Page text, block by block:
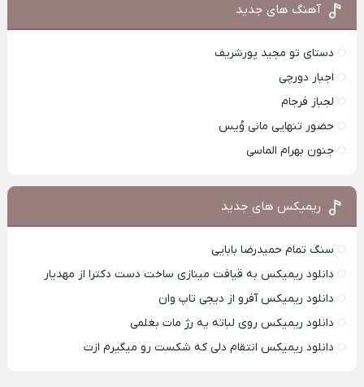
آهنگ های جدید
دستای تو مجید پورشریف
اجبار دورچی
لجباز فرجام
حضور تنهایی مانی وُیس
جنون بهرام الماسی
ریمیکس های جدید
سنگ تمام حمیدرضا بابایی
دانلود ریمیکس به قیافت مینازی ساخت دست دکترا از مهدیار
دانلود ریمیکس آفرو از ديجی تاپ وان
دانلود ریمیکس روی لباته یه رژ مات بغلمی
دانلود ریمیکس انتقام دلی که شکست رو میگیرم ازت